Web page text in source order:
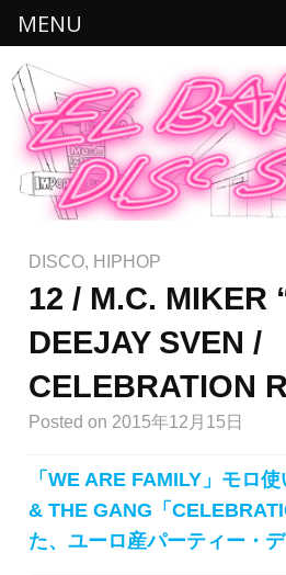
DISCO, HIPHOP
12 / M.C. MIKER
DEEJAY SVEN /
CELEBRATION
Posted on 2015年12月15日
「WE ARE FAMILY」モロ
& THE GANG「
た、ユーロ産パーティー・
MENU